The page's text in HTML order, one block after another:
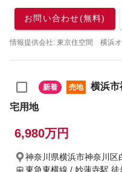
お問い合わせ(無料)
情報提供会社: 東京住空間 横浜
新着 売地
横浜市
宅用地
6,980万円
神奈川県横浜市神奈川区
東急東横線 / 妙蓮寺駅 徒